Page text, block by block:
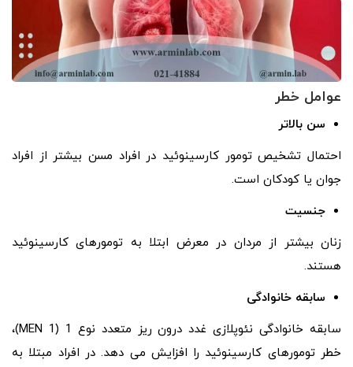
عوامل خطر
سن بالاتر
احتمال تشخیص تومور کارسینوئید در افراد مسن بیشتر از افراد
جوان یا کودکان است.
جنسیت
زنان بیشتر از مردان در معرض ابتلا به تومورهای کارسینوئید
هستند.
سابقه خانوادگی
سابقه خانوادگی نئوپلازی غدد درون ریز متعدد نوع 1 (MEN 1)،
خطر تومورهای کارسینوئید را افزایش می دهد. در افراد مبتلا به